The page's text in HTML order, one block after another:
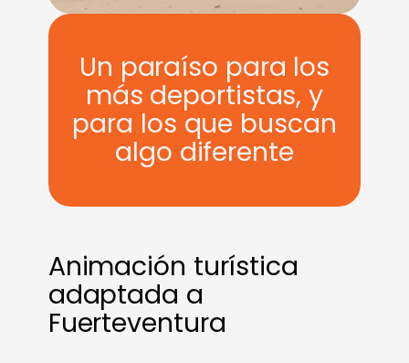
Un paraíso para los
más deportistas, y
para los que buscan
algo diferente
Animación turística
adaptada a
Fuerteventura